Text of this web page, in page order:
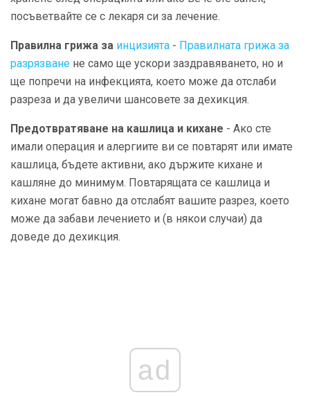
посъветвайте се с лекаря си за лечение.
Правилна грижа за инцизията - Правилната грижа за
разрязване не само ще ускори заздравяването, но и
ще попречи на инфекцията, което може да отслаби
разреза и да увеличи шансовете за дехикция.
Предотвратяване на кашлица и кихане - Ако сте
имали операция и алергиите ви се повтарят или имате
кашлица, бъдете активни, ако държите кихане и
кашляне до минимум. Повтарящата се кашлица и
кихане могат бавно да отслабят вашите разрез, което
може да забави лечението и (в някои случаи) да
доведе до дехикция.
ad